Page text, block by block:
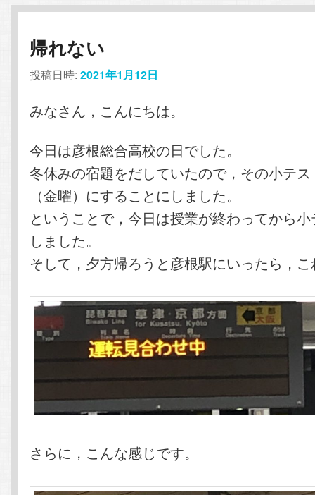
帰れない
投稿日時:2021年1月12日
みなさん，こんにちは。
今日は彦根総合高校の日でした。
冬休みの宿題をだしていたので，その小テ
（金曜）にすることにしました。
ということで，今日は授業が終わってから
しました。
そして，夕方帰ろうと彦根駅にいったら，
さらに，こんな感じです。